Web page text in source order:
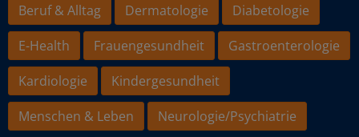
Beruf & Alltag
Dermatologie
Diabetologie
E-Health
Frauengesundheit
Gastroenterologie
Kardiologie
Kindergesundheit
Menschen & Leben
Neurologie/Psychiatrie